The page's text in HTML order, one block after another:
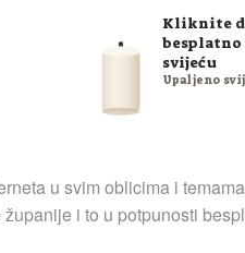
Kliknite
svijeću
Upaljeno
u svim oblicima i
i to u potpunosti